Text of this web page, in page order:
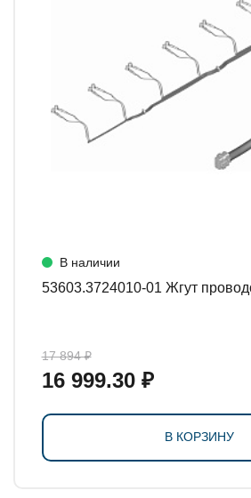
В наличии
53603.3724010-01
17 894 ₽
16 999.30 ₽
В КОРЗИНУ